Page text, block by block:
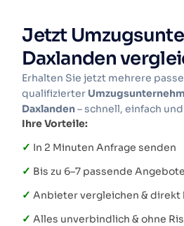
Jetzt
Daxlanden
Erhalten Sie jetzt mehrere
qualifizierter
Daxlanden– schnell, einfach
Ihre Vorteile:
✓ In 2 Minuten Anfrage senden
✓ Bis zu 6–7 passende
✓ Anbieter vergleichen & direkt
✓ Alles unverbindlich & ohne